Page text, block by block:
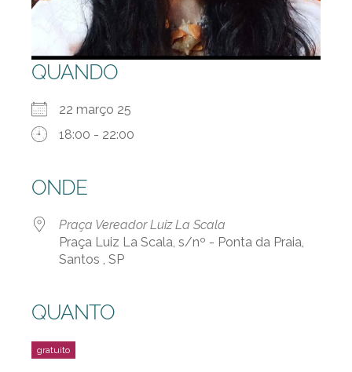
QUANDO
22 março 25
18:00 - 22:00
ONDE
Praça Vereador Luiz La Scala
Praça Luiz La Scala, s/nº - Ponta da Praia,
Santos , SP
QUANTO